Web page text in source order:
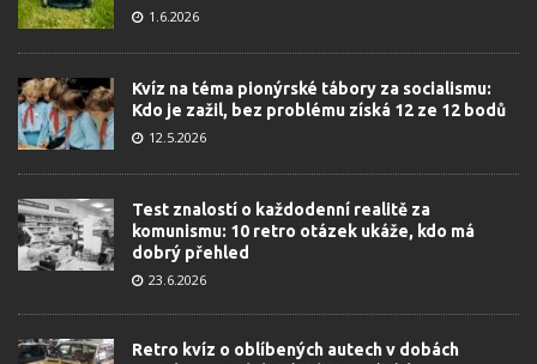
1.6.2026
Kvíz na téma pionýrské tábory za socialismu:
Kdo je zažil, bez problému získá 12 ze 12 bodů
12.5.2026
Test znalostí o každodenní realitě za
komunismu: 10 retro otázek ukáže, kdo má
dobrý přehled
23.6.2026
Retro kvíz o oblíbených autech v dobách